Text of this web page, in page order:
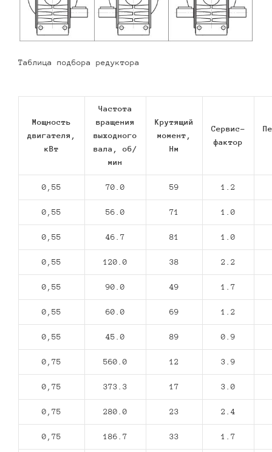
Таблица подбора редуктора
Мощность
двигателя,
кВт
Частота
вращения
выходного
вала, об/
мин
Крутящий
момент,
Нм
Сервис-
фактор
0,55 70.0 59 1.2
0,55 56.0 71 1.0
0,55 46.7 81 1.0
0,55 120.0 38 2.2
0,55 90.0 49 1.7
0,55 60.0 69 1.2
0,55 45.0 89 0.9
0,75 560.0 12 3.9
0,75 373.3 17 3.0
0,75 280.0 23 2.4
0,75 186.7 33 1.7